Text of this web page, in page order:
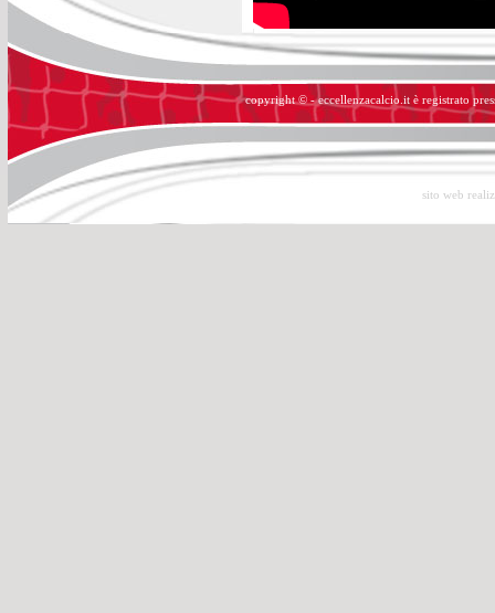
copyright © - eccellenzacalcio.it è registrato
sito web